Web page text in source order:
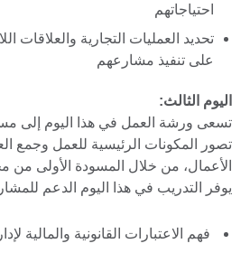
احتياجاتهم
تحديد العمليات التجارية والعلاقات
على تنفيذ مشارعهم
اليوم الثالث:
تسعى ورشة العمل في هذا اليوم إلى
تصور المكونات الرئيسية للعمل وجمع
الأعمال، من خلال المسودة الأولى
يوفر التدريب في هذا اليوم الدعم
فهم الاعتبارات القانونية والمالية